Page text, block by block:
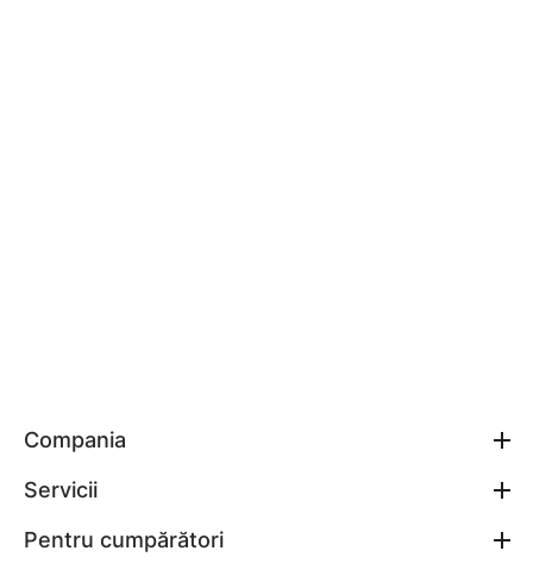
Compania
Servicii
Pentru cumpărători